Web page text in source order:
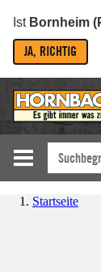
Ist Bornheim
JA, RICHTIG
Startseite